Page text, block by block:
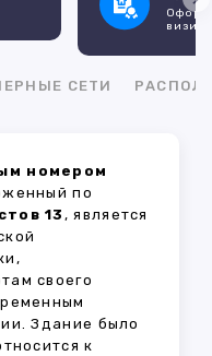
СЕТИ
номером
по
13, является
своего
Здание было
к